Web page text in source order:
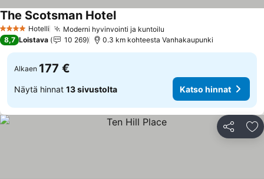
4 Tähtiluokitus
Hotelli Moderni hyvinvointi ja kuntoilu
The Scotsman Hotel
8,7 Loistava 10 269 0.3 km kohteesta Vanhakaupunki
Alkaen 177 €
Näytä hinnat 13 sivustolta Katso hinnat
Jaa